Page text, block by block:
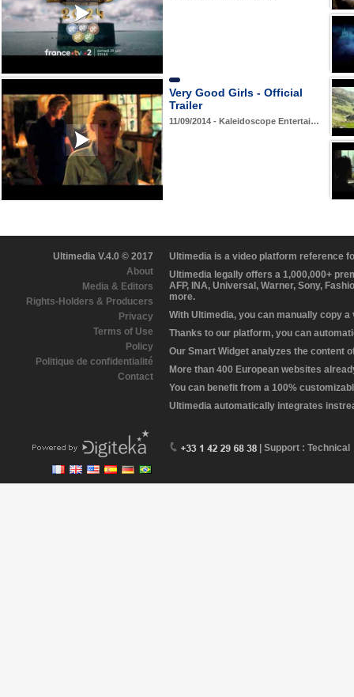
Very Good Girls - Official
Trailer
11/09/2014 - Kaleidoscope Entertai…
Ultimedia V.4.0 © 2017
About
Media & Editors
Rights-Holders & Producers
Privacy
Terms of Use
Policy
Politique de confidentialité
Contact
Ultimedia is a video platform reference
Ultimedia legally offers a 1,000,000+
AFP, INA, Universal, Warner, Sony,
more.
With Ultimedia, you can manually copy
Thanks to our platform, you can
Our Smart Widget analyzes the content
More than 400 European websites
You can benefit from a 100%
Ultimedia automatically integrates
| Support : Technical